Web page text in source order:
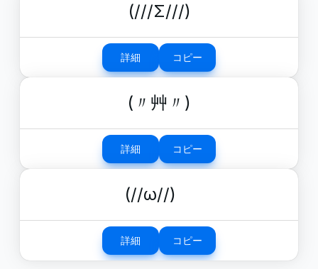
(///Σ///)
詳細 コピー
(〃艸〃)
詳細 コピー
(//ω//)ゞ
詳細 コピー